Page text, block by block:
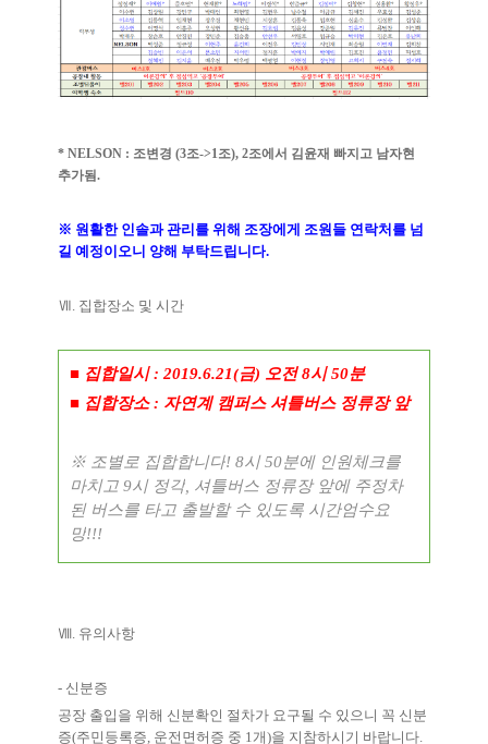
* NELSON : 조변경 (3조->1조), 2조에서 김윤재 빠지고 남자현
추가됨.
※ 원활한 인솔과 관리를 위해 조장에게 조원들 연락처를 넘
길 예정이오니 양해 부탁드립니다.
Ⅶ 집합장소 및 시간
■ 집합일시: 2019.6.21(금) 오전8시50분
■ 집합장소: 자연계 캠퍼스 셔틀버스 정류장 앞
※ 조별로 집합합니다! 8시50분에 인원체크를
마치고 9시 정각 셔틀버스 정류장 앞에 주정차
된 버스를 타고 출발할 수 있도록 시간엄수요
망!!!
Ⅷ 유의사항
- 신분증
공장 출입을 위해 신분확인 절차가 요구될 수 있으니 꼭 신분
증(주민등록증 운전면허증 중 1 개)을 지참하시기 바랍니다